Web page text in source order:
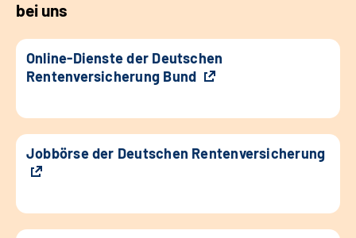
bei uns
Online-Dienste der Deutschen
Rentenversicherung Bund
Jobbörse der Deutschen Rentenversicherung